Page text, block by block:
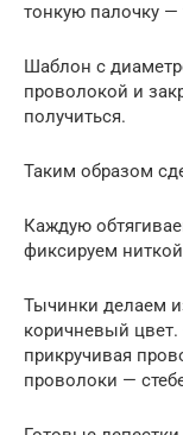
тонкую палочку —
Шаблон с
проволокой и
получиться.
Таким образом
Каждую
фиксируем
Тычинки делаем
коричневый
прикручивая
проволоки —